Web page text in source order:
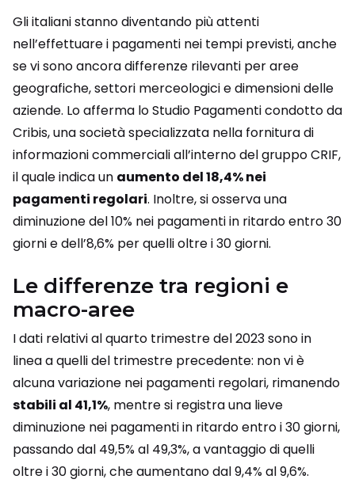
Gli italiani stanno diventando più attenti
nell’effettuare i pagamenti nei tempi previsti, anche
se vi sono ancora differenze rilevanti per aree
geografiche, settori merceologici e dimensioni delle
aziende. Lo afferma lo Studio Pagamenti condotto da
Cribis, una società specializzata nella fornitura di
informazioni commerciali all’interno del gruppo CRIF,
il quale indica un aumento del 18,4% nei
pagamenti regolari. Inoltre, si osserva una
diminuzione del 10% nei pagamenti in ritardo entro 30
giorni e dell’8,6% per quelli oltre i 30 giorni.
Le differenze tra regioni e
macro-aree
I dati relativi al quarto trimestre del 2023 sono in
linea a quelli del trimestre precedente: non vi è
alcuna variazione nei pagamenti regolari, rimanendo
stabili al 41,1%, mentre si registra una lieve
diminuzione nei pagamenti in ritardo entro i 30 giorni,
passando dal 49,5% al 49,3%, a vantaggio di quelli
oltre i 30 giorni, che aumentano dal 9,4% al 9,6%.